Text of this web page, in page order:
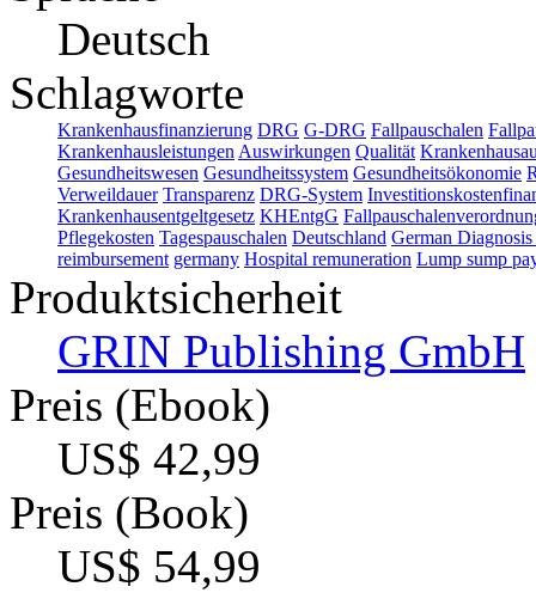
Deutsch
Schlagworte
Krankenhausfinanzierung DRG G-DRG Fallpauschalen
Krankenhausleistungen Auswirkungen Qualität
Gesundheitswesen Gesundheitssystem Gesundheitsökonomie
Verweildauer Transparenz DRG-System
Krankenhausentgeltgesetz KHEntgG
Pflegekosten Tagespauschalen Deutschland German
reimbursement germany Hospital remuneration Lump sump
Produktsicherheit
GRIN Publishing GmbH
Preis (Ebook)
US$ 42,99
Preis (Book)
US$ 54,99